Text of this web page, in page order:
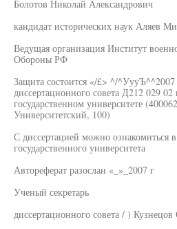
Болотов Николай Александрович
кандидат исторических наук Аляев
Ведущая организация Институт
Обороны РФ
Защита состоится «/£> ^/^УууЪ^^2007
диссертационного совета Д212 029
государственном университете
Университетский, 100)
С диссертацией можно ознакомиться
государственного университета
Автореферат разослан «_»_2007 г
Ученый секретарь
диссертационного совета / )